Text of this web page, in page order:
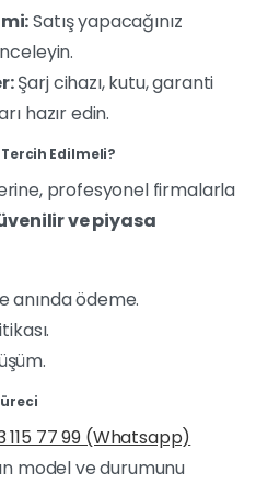
Satış yapacağınız
Şarj cihazı, kutu, garanti
hazır edin.
Edilmeli?
profesyonel firmalarla
ve piyasa
anında ödeme.
115 77 99 (Whatsapp)
model ve durumunu